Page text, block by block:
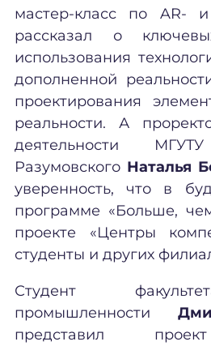
мастер-класс по AR- и
рассказал о
использования
дополненной
проектирования
реальности. А
деятельности
Разумовского Наталья
уверенность, что в
программе «Больше,
проекте «Центры
студенты и других
Студент
промышленности
представил